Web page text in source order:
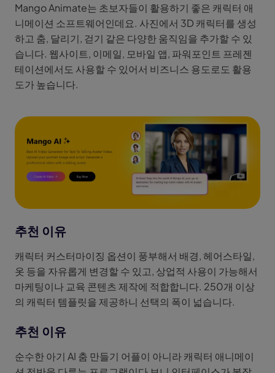
Mango Animate는 초보자들이 활용하기 좋은 캐릭터 애
니메이션 소프트웨어인데요. 사진에서 3D 캐릭터를 생성
하고 춤, 달리기, 걷기 같은 다양한 움직임을 추가할 수 있
습니다. 웹사이트, 이메일, 모바일 앱, 파워포인트 프레젠
테이션에서도 사용할 수 있어서 비즈니스 용도로도 활용
도가 높습니다.
추천 이유
캐릭터 커스터마이징 옵션이 풍부해서 배경, 헤어스타일,
옷 등을 자유롭게 변경할 수 있고, 상업적 사용이 가능해서
마케팅이나 교육 콘텐츠 제작에 적합합니다. 250개 이상
의 캐릭터 템플릿을 제공하니 선택의 폭이 넓습니다.
추천 이유
순수한 아기 AI 춤 만들기 어플이 아니라 캐릭터 애니메이